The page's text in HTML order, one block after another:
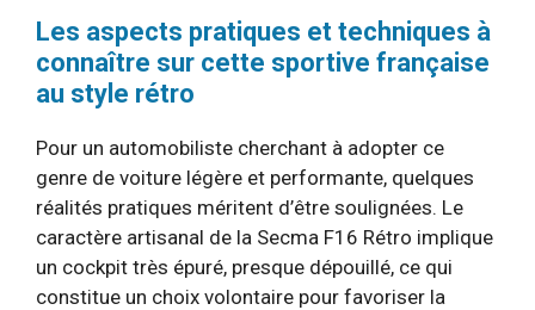
Les aspects pratiques et techniques à
connaître sur cette sportive française
au style rétro
Pour un automobiliste cherchant à adopter ce
genre de voiture légère et performante, quelques
réalités pratiques méritent d’être soulignées. Le
caractère artisanal de la Secma F16 Rétro implique
un cockpit très épuré, presque dépouillé, ce qui
constitue un choix volontaire pour favoriser la